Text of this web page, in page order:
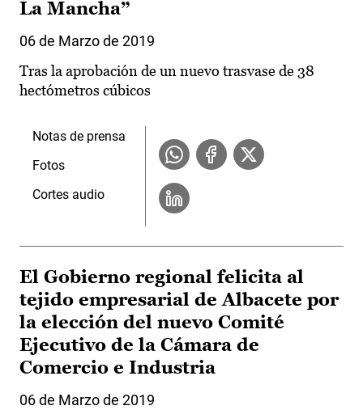
La Mancha”
06 de Marzo de 2019
Tras la aprobación de un nuevo trasvase de 38
hectómetros cúbicos
Notas de prensa
Fotos
Cortes audio
El Gobierno regional felicita al
tejido empresarial de Albacete por
la elección del nuevo Comité
Ejecutivo de la Cámara de
Comercio e Industria
06 de Marzo de 2019